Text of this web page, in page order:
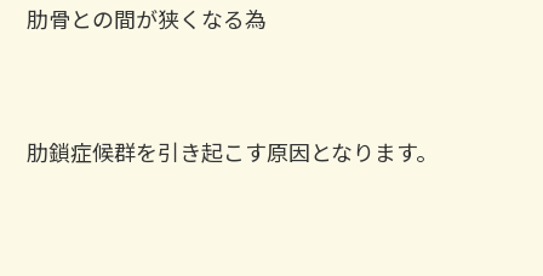
肋骨との間が狭くなる為
肋鎖症候群を引き起こす原因となります。